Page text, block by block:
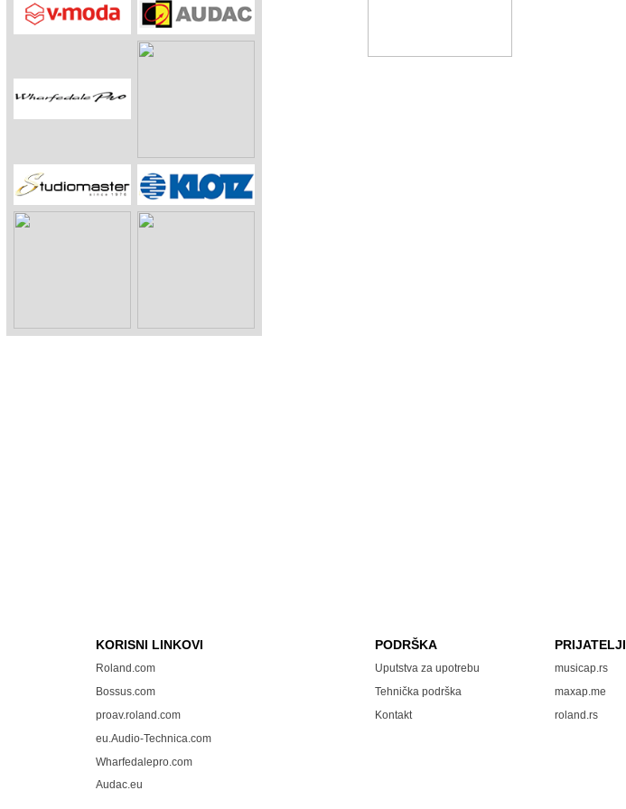
KORISNI LINKOVI
Roland.com
Bossus.com
proav.roland.com
eu.Audio-Technica.com
Wharfedalepro.com
Audac.eu
PODRŠKA
Uputstva za upotrebu
Tehnička podrška
Kontakt
PRIJATELJI
musicap.rs
maxap.me
roland.rs